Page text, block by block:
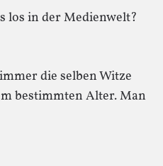
los in der Medienwelt?
die selben Witze
bestimmten Alter. Man